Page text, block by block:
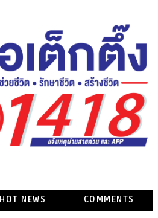
HOT NEWS COMMENTS